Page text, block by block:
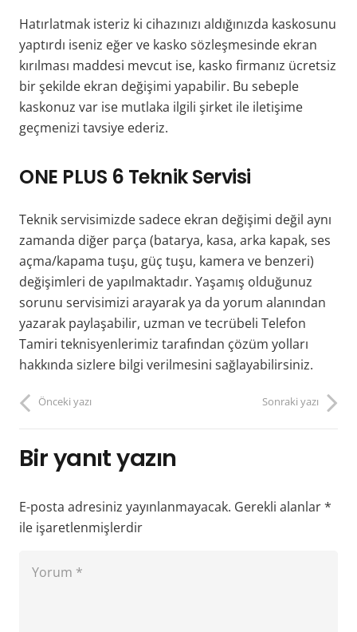
Hatırlatmak isteriz ki cihazınızı aldığınızda kaskosunu
yaptırdı iseniz eğer ve kasko sözleşmesinde ekran
kırılması maddesi mevcut ise, kasko firmanız ücretsiz
bir şekilde ekran değişimi yapabilir. Bu sebeple
kaskonuz var ise mutlaka ilgili şirket ile iletişime
geçmenizi tavsiye ederiz.
ONE PLUS 6 Teknik Servisi
Teknik servisimizde sadece ekran değişimi değil aynı
zamanda diğer parça (batarya, kasa, arka kapak, ses
açma/kapama tuşu, güç tuşu, kamera ve benzeri)
değişimleri de yapılmaktadır. Yaşamış olduğunuz
sorunu servisimizi arayarak ya da yorum alanından
yazarak paylaşabilir, uzman ve tecrübeli Telefon
Tamiri teknisyenlerimiz tarafından çözüm yolları
hakkında sizlere bilgi verilmesini sağlayabilirsiniz.
Önceki yazı Sonraki yazı
Bir yanıt yazın
E-posta adresiniz yayınlanmayacak. Gerekli alanlar*
ile işaretlenmişlerdir